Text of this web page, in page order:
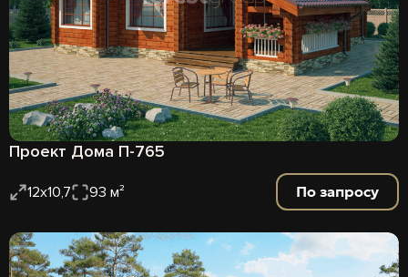
Проект Дома П-765
12х10,7 93 м² По запросу